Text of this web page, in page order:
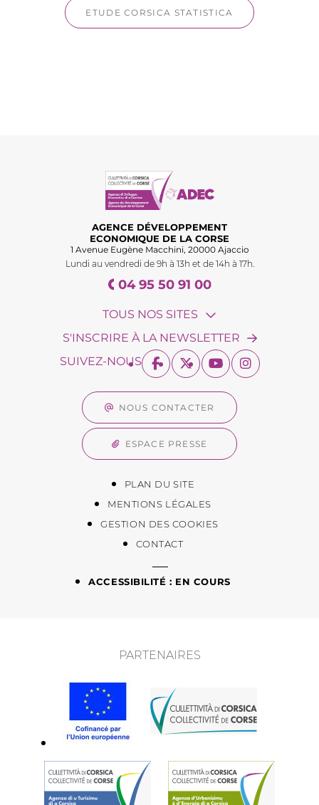
ETUDE CORSICA STATISTICA
AGENCE DÉVELOPPEMENT
ECONOMIQUE DE LA CORSE
1 Avenue Eugène Macchini, 20000 Ajaccio
Lundi au vendredi de 9h à 13h et de 14h à 17h.
04 95 50 91 00
TOUS NOS SITES
S'INSCRIRE À LA NEWSLETTER
SUIVEZ-NOUS
NOUS CONTACTER
ESPACE PRESSE
PLAN DU SITE
MENTIONS LÉGALES
GESTION DES COOKIES
CONTACT
ACCESSIBILITÉ : EN COURS
PARTENAIRES